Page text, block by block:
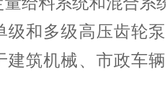
级和多级高压齿轮
建筑机械、市政车